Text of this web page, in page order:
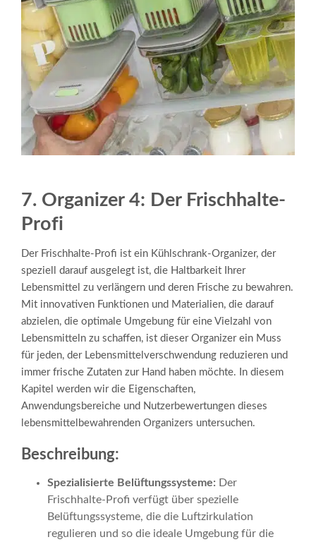
7. Organizer 4: Der Frischhalte-
Profi
Der Frischhalte-Profi ist ein Kühlschrank-Organizer, der
speziell darauf ausgelegt ist, die Haltbarkeit Ihrer
Lebensmittel zu verlängern und deren Frische zu bewahren.
Mit innovativen Funktionen und Materialien, die darauf
abzielen, die optimale Umgebung für eine Vielzahl von
Lebensmitteln zu schaffen, ist dieser Organizer ein Muss
für jeden, der Lebensmittelverschwendung reduzieren und
immer frische Zutaten zur Hand haben möchte. In diesem
Kapitel werden wir die Eigenschaften,
Anwendungsbereiche und Nutzerbewertungen dieses
lebensmittelbewahrenden Organizers untersuchen.
Beschreibung:
Spezialisierte Belüftungssysteme: Der
Frischhalte-Profi verfügt über spezielle
Belüftungssysteme, die die Luftzirkulation
regulieren und so die ideale Umgebung für die